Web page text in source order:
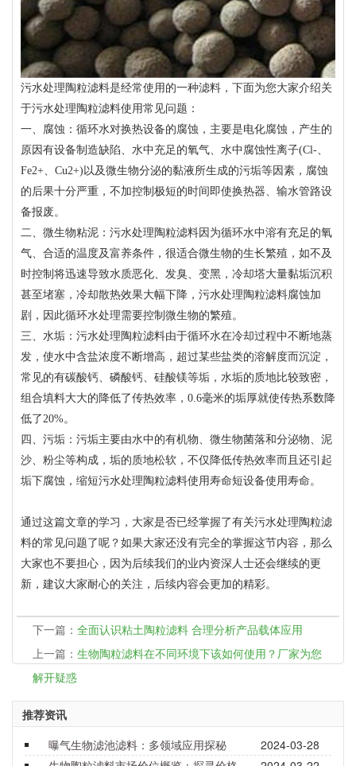
污水处理陶粒滤料是经常使用的一种滤料，下面为您大家介绍关
于污水处理陶粒滤料使用常见问题：
一、腐蚀：循环水对换热设备的腐蚀，主要是电化腐蚀，产生的
原因有设备制造缺陷、水中充足的氧气、水中腐蚀性离子(Cl-、
Fe2+、Cu2+)以及微生物分泌的黏液所生成的污垢等因素，腐蚀
的后果十分严重，不加控制极短的时间即使换热器、输水管路设
备报废。
二、微生物粘泥：污水处理陶粒滤料因为循环水中溶有充足的氧
气、合适的温度及富养条件，很适合微生物的生长繁殖，如不及
时控制将迅速导致水质恶化、发臭、变黑，冷却塔大量黏垢沉积
甚至堵塞，冷却散热效果大幅下降，污水处理陶粒滤料腐蚀加
剧，因此循环水处理需要控制微生物的繁殖。
三、水垢：污水处理陶粒滤料由于循环水在冷却过程中不断地蒸
发，使水中含盐浓度不断增高，超过某些盐类的溶解度而沉淀，
常见的有碳酸钙、磷酸钙、硅酸镁等垢，水垢的质地比较致密，
组合填料大大的降低了传热效率，0.6毫米的垢厚就使传热系数降
低了20%。
四、污垢：污垢主要由水中的有机物、微生物菌落和分泌物、泥
沙、粉尘等构成，垢的质地松软，不仅降低传热效率而且还引起
垢下腐蚀，缩短污水处理陶粒滤料使用寿命短设备使用寿命。
通过这篇文章的学习，大家是否已经掌握了有关污水处理陶粒滤
料的常见问题了呢？如果大家还没有完全的掌握这节内容，那么
大家也不要担心，因为后续我们的业内资深人士还会继续的更
新，建议大家耐心的关注，后续内容会更加的精彩。
下一篇： 全面认识粘土陶粒滤料 合理分析产品载体应用
上一篇： 生物陶粒滤料在不同环境下该如何使用？厂家为您
解开疑惑
推荐资讯
曝气生物滤池滤料：多领域应用探秘
2024-03-28